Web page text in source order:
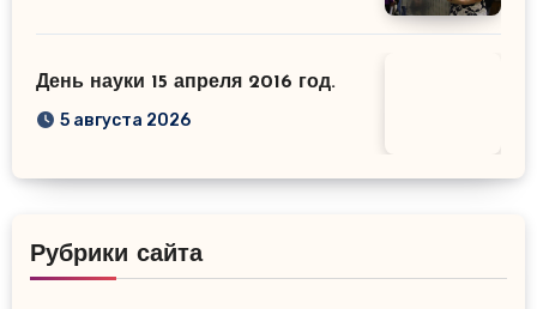
День науки 15 апреля 2016 год.
5 августа 2026
Рубрики сайта